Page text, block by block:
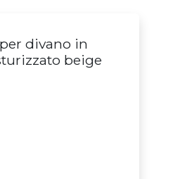
divano in
beige